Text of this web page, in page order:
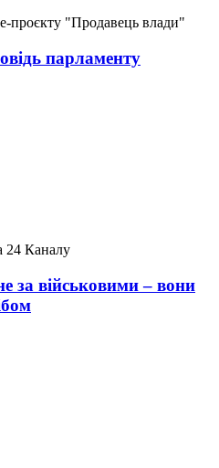
проєкту "Продавець влади"
парламенту
24 Каналу
за військовими – вони